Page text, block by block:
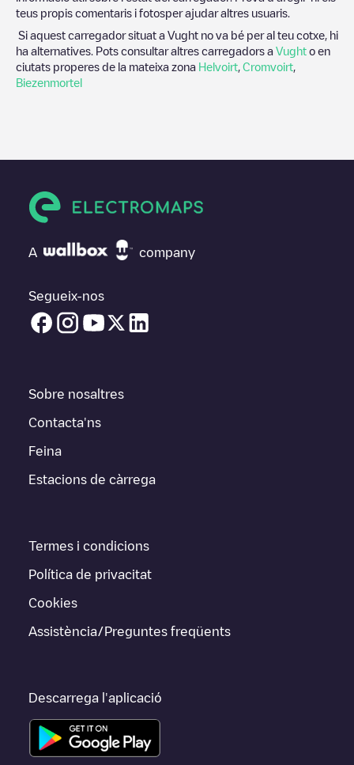
teus propis comentaris i fotosper ajudar altres usuaris.
Si aquest carregador situat a Vught no va bé per al teu cotxe, hi
ha alternatives. Pots consultar altres carregadors a Vught o en
ciutats properes de la mateixa zona Helvoirt Cromvoirt
Biezenmortel
A company
Segueix-nos
Sobre nosaltres
Contacta'ns
Feina
Estacions de càrrega
Termes i condicions
Política de privacitat
Cookies
Assistència/Preguntes freqüents
Descarrega l'aplicació